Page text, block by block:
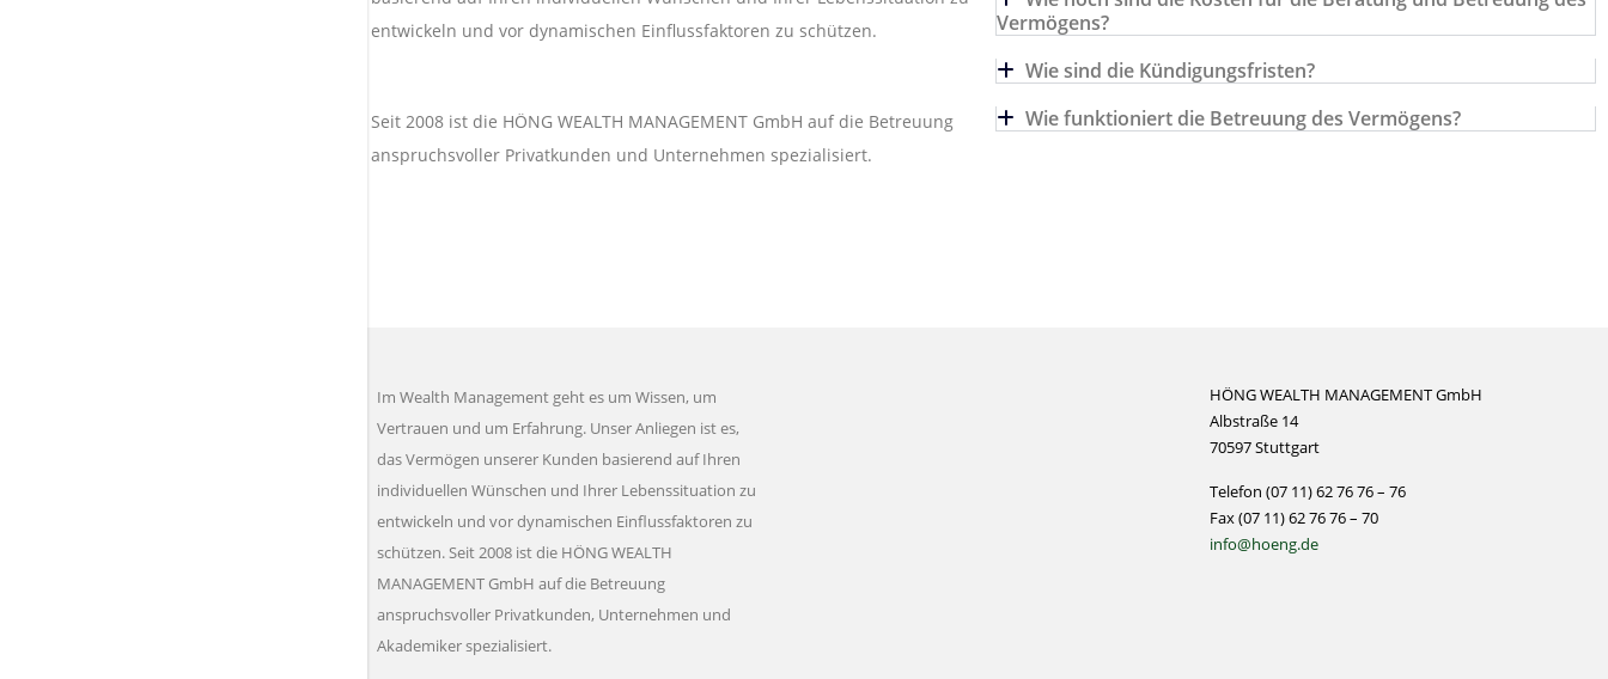
entwickeln und vor dynamischen Einflussfaktoren zu schützen.
Seit 2008 ist die HÖNG WEALTH MANAGEMENT GmbH auf die Betreuung
anspruchsvoller Privatkunden und Unternehmen spezialisiert.
Vermögens?
Wie sind die Kündigungsfristen?
Wie funktioniert die Betreuung des Vermögens?
Im Wealth Management geht es um Wissen, um
Vertrauen und um Erfahrung. Unser Anliegen ist es,
das Vermögen unserer Kunden basierend auf Ihren
individuellen Wünschen und Ihrer Lebenssituation zu
entwickeln und vor dynamischen Einflussfaktoren zu
schützen. Seit 2008 ist die HÖNG WEALTH
MANAGEMENT GmbH auf die Betreuung
anspruchsvoller Privatkunden, Unternehmen und
Akademiker spezialisiert.
HÖNG WEALTH MANAGEMENT GmbH
Albstraße 14
70597 Stuttgart
Telefon (07 11) 62 76 76 – 76
Fax (07 11) 62 76 76 – 70
info@hoeng.de